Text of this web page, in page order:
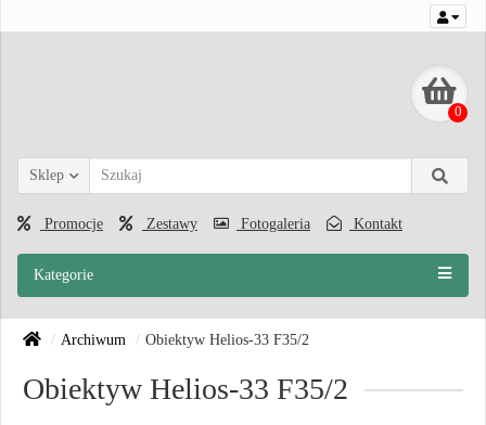
0
Sklep
Promocje Zestawy Fotogaleria Kontakt
Kategorie
Archiwum Obiektyw Helios-33 F35/2
Obiektyw Helios-33 F35/2